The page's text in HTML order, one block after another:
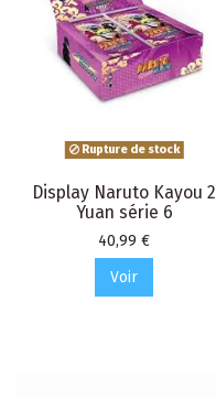
Rupture de stock
Display Naruto Kayou 2
Yuan série 6
Prix
40,99 €
Voir